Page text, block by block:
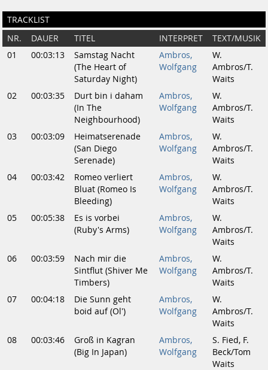
TRACKLIST
NR. DAUER TITEL INTERPRET
TEXT/MUSIK
01
00:03:13
Samstag Nacht
(The Heart of
Saturday Night)
Ambros,
Wolfgang
W.
Ambros/T.
Waits
02
00:03:35
Durt bin i daham
(In The
Neighbourhood)
Ambros,
Wolfgang
W.
Ambros/T.
Waits
03
00:03:09
Heimatserenade
(San Diego
Serenade)
Ambros,
Wolfgang
W.
Ambros/T.
Waits
04
00:03:42
Romeo verliert
Bluat (Romeo Is
Bleeding)
Ambros,
Wolfgang
W.
Ambros/T.
Waits
05
00:05:38
Es is vorbei
(Ruby's Arms)
Ambros,
Wolfgang
W.
Ambros/T.
Waits
06
00:03:59
Nach mir die
Sintflut (Shiver Me
Timbers)
Ambros,
Wolfgang
W.
Ambros/T.
Waits
07
00:04:18
Die Sunn geht
boid auf (Ol')
Ambros,
Wolfgang
W.
Ambros/T.
Waits
08
00:03:46
Groß in Kagran
(Big In Japan)
Ambros,
Wolfgang
S. Fied, F.
Beck/Tom
Waits